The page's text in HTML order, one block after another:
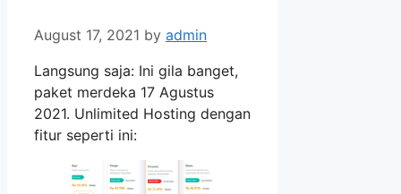
August 17, 2021 by admin
Langsung saja: Ini gila banget,
paket merdeka 17 Agustus
2021. Unlimited Hosting dengan
fitur seperti ini: